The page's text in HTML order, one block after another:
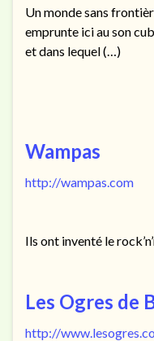
Un monde sans
emprunte ici au son
et dans lequel (…)
Wampas
http://wampas.com
Ils ont inventé le
Les Ogres de
http://